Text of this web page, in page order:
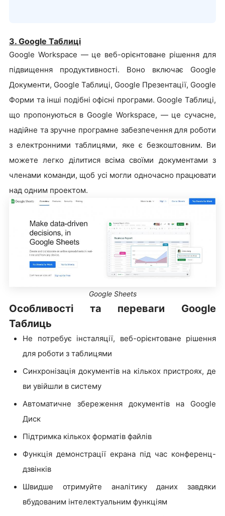
3. Google Таблиці
Google Workspace — це веб-орієнтоване рішення для
підвищення продуктивності. Воно включає Google
Документи, Google Таблиці, Google Презентації, Google
Форми та інші подібні офісні програми. Google Таблиці,
що пропонуються в Google Workspace, — це сучасне,
надійне та зручне програмне забезпечення для роботи
з електронними таблицями, яке є безкоштовним. Ви
можете легко ділитися всіма своїми документами з
членами команди, щоб усі могли одночасно працювати
над одним проектом.
Google Sheets
Особливості та переваги Google
Таблиць
Не потребує інсталяції, веб-орієнтоване рішення
для роботи з таблицями
Синхронізація документів на кількох пристроях, де
ви увійшли в систему
Автоматичне збереження документів на Google
Диск
Підтримка кількох форматів файлів
Функція демонстрації екрана під час конференц-
дзвінків
Швидше отримуйте аналітику даних завдяки
вбудованим інтелектуальним функціям